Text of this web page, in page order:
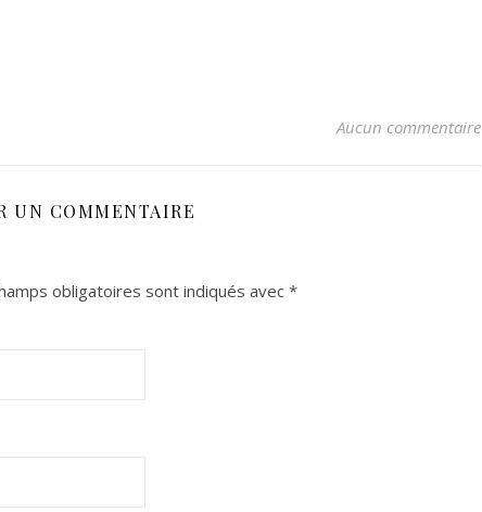
Aucun commentaire
UN COMMENTAIRE
obligatoires sont indiqués avec *